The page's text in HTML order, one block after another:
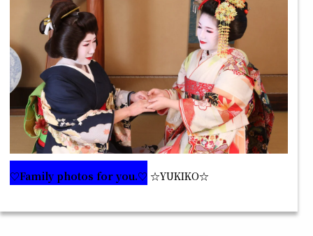
♡Family photos for you.♡ ☆YUKIKO☆